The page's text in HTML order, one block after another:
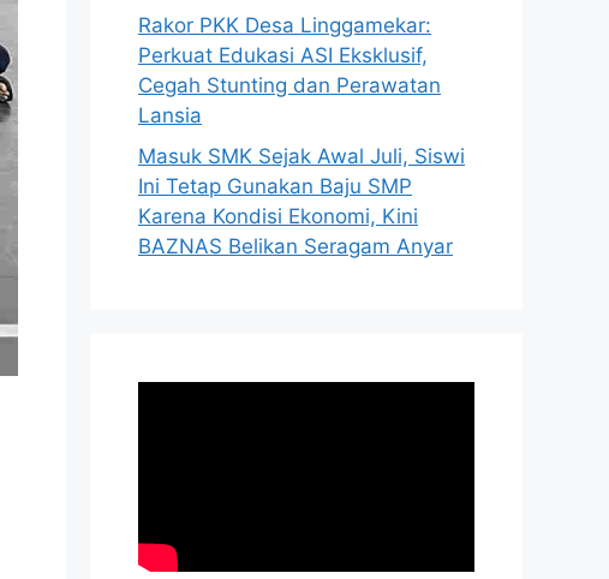
Rakor PKK Desa Linggamekar:
Perkuat Edukasi ASI Eksklusif,
Cegah Stunting dan Perawatan
Lansia
Masuk SMK Sejak Awal Juli, Siswi
Ini Tetap Gunakan Baju SMP
Karena Kondisi Ekonomi, Kini
BAZNAS Belikan Seragam Anyar